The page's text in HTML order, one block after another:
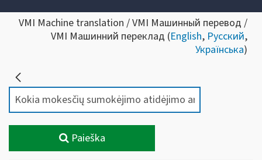
VMI Machine translation / VMI Машинный перевод /
VMI Машинний переклад (English, Русский,
Українська)
Paieška